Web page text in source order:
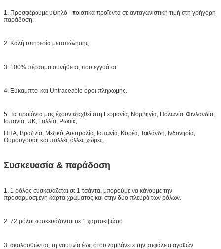
1. Προσφέρουμε υψηλό - ποιοτικά προϊόντα σε ανταγωνιστική τιμή στη γρήγορη
παράδοση.
2. Καλή υπηρεσία μεταπώλησης.
3. 100% πέρασμα συνήθειας που εγγυάται.
4. Εύκαμπτοι και Untraceable όροι πληρωμής.
5. Τα προϊόντα μας έχουν εξαχθεί στη Γερμανία, Νορβηγία, Πολωνία, Φινλανδία,
Ισπανία, UK, Γαλλία, Ρωσία,
ΗΠΑ, Βραζιλία, Μεξικό, Αυστραλία, Ιαπωνία, Κορέα, Ταϊλάνδη, Ινδονησία,
Ουρουγουάη και πολλές άλλες χώρες.
Συσκευασία & παράδοση
1. 1 ρόλος συσκευάζεται σε 1 τσάντα, μπορούμε να κάνουμε την
προσαρμοσμένη κάρτα χρώματος και στην δύο πλευρά των ρόλων.
2. 72 ρόλοι συσκευάζονται σε 1 χαρτοκιβώτιο
3. ακολουθώντας τη ναυτιλία έως ότου λαμβάνετε την ασφάλεια αγαθών